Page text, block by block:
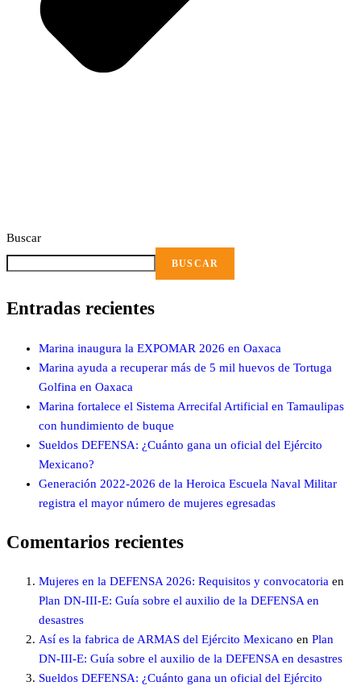
Buscar
BUSCAR
Entradas recientes
Marina inaugura la EXPOMAR 2026 en Oaxaca
Marina ayuda a recuperar más de 5 mil huevos de Tortuga
Golfina en Oaxaca
Marina fortalece el Sistema Arrecifal Artificial en Tamaulipas
con hundimiento de buque
Sueldos DEFENSA: ¿Cuánto gana un oficial del Ejército
Mexicano?
Generación 2022-2026 de la Heroica Escuela Naval Militar
registra el mayor número de mujeres egresadas
Comentarios recientes
Mujeres en la DEFENSA 2026: Requisitos y convocatoria en
Plan DN-III-E: Guía sobre el auxilio de la DEFENSA en
desastres
Así es la fabrica de ARMAS del Ejército Mexicano en Plan
DN-III-E: Guía sobre el auxilio de la DEFENSA en desastres
Sueldos DEFENSA: ¿Cuánto gana un oficial del Ejército